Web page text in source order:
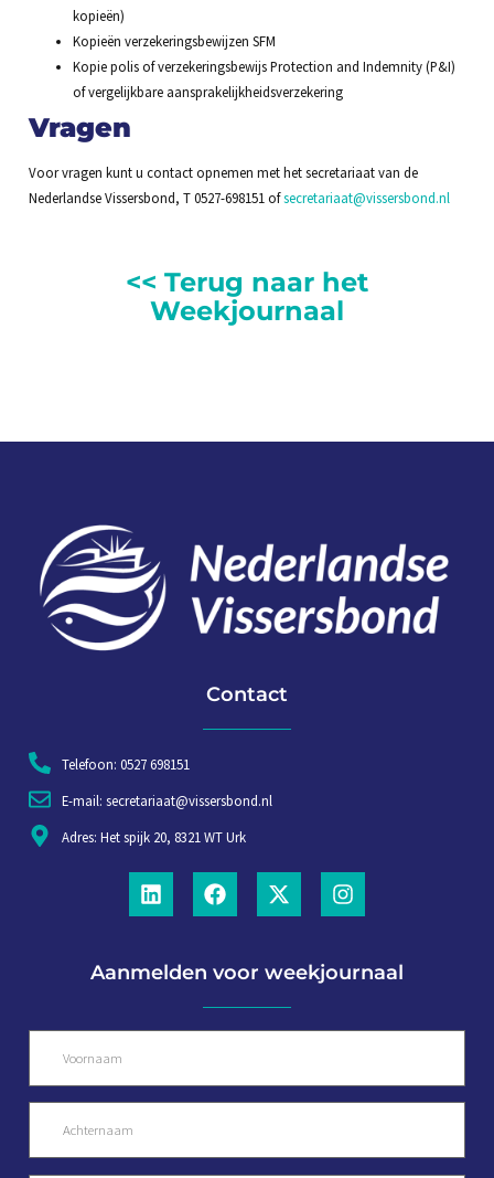
kopieën)
Kopieën verzekeringsbewijzen SFM
Kopie polis of verzekeringsbewijs Protection and Indemnity (P&I)
of vergelijkbare aansprakelijkheidsverzekering
Vragen
Voor vragen kunt u contact opnemen met het secretariaat van de
Nederlandse Vissersbond, T 0527-698151 ofsecretariaat@vissersbond.nl
<< Terug naar het
Weekjournaal
Contact
Telefoon: 0527 698151
E-mail: secretariaat@vissersbond.nl
Adres: Het spijk 20, 8321 WT Urk
Aanmelden voor weekjournaal